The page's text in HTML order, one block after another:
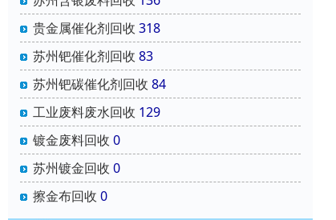
贵金属催化剂回收 318
苏州钯催化剂回收 83
苏州钯碳催化剂回收 84
工业废料废水回收 129
镀金废料回收 0
苏州镀金回收 0
擦金布回收 0